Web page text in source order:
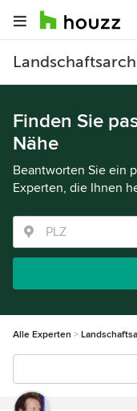
Finden Sie
Nähe
Beantworten Sie ein
Experten, die Ihnen
Alle Experten